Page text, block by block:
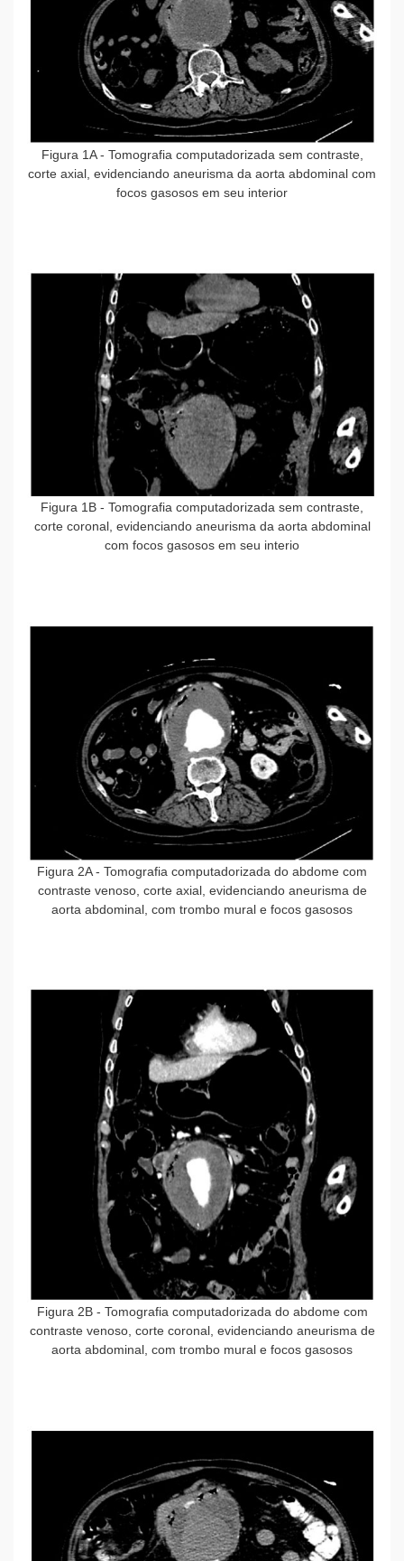
Figura 1A- Tomografia computadorizada sem contraste,
corte axial, evidenciando aneurisma da aorta abdominal com
focos gasosos em seu interior
Figura 1B - Tomografia computadorizada sem contraste,
corte coronal, evidenciando aneurisma da aorta abdominal
com focos gasosos em seu interio
Figura 2A- Tomografia computadorizada do abdome com
contraste venoso, corte axial, evidenciando aneurisma de
aorta abdominal, com trombo mural e focos gasosos
Figura 2B- Tomografia computadorizada do abdome com
contraste venoso, corte coronal, evidenciando aneurisma de
aorta abdominal, com trombo mural e focos gasosos